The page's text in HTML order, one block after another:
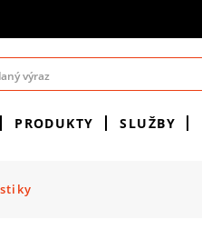
PRODUKTY SLUŽBY